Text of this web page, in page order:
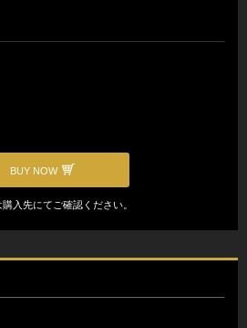
BUY NOW
入先にてご確認ください。